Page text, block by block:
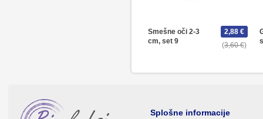
Smešne oči 2-3
cm, set 9
3,60 €
2,88 €
Splošne informacije